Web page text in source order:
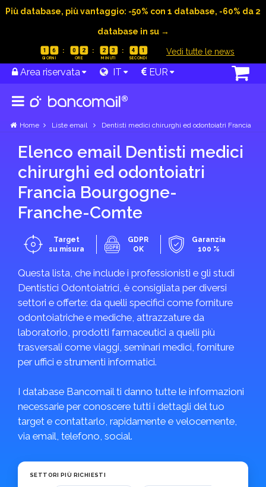
Più database, più vantaggio: -50% con 1 database, -60% da 2
database in su →
1 6 0 2 2 3 4 1 Vedi tutte le news
Area riservata IT EUR
Home Liste email Dentisti medici chirurghi ed odontoiatri Francia
Elenco email Dentisti medici
chirurghi ed odontoiatri
Francia Bourgogne-
Franche-Comte
Target
su misura
GDPR
OK
Garanzia
100 %
Questa lista, che include i professionisti e gli studi
Dentistici Odontoiatrici, è consigliata per diversi
settori e offerte: da quelli specifici come forniture
odontoiatriche e mediche, attrazzature da
laboratorio, prodotti farmaceutici a quelli più
trasversali come viaggi, seminari medici, forniture
per uffici e strumenti informatici.
I database Bancomail ti danno tutte le informazioni
necessarie per conoscere tutti i dettagli del tuo
target e contattarlo, rapidamente e velocemente,
via email, telefono, social.
SETTORI PIÙ RICHIESTI